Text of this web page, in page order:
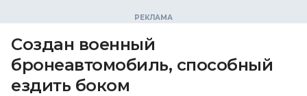
Создан военный
бронеавтомобиль, способный
ездить боком